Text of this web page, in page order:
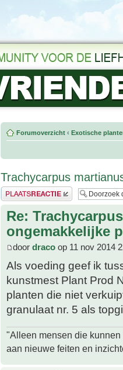
Forumoverzicht ‹ Exotische
Trachycarpus
Plaats een reactie
Re:
ongemakkelijke
door draco op 11 nov 2014
Als voeding geef ik
kunstmest Plant Prod
planten die niet
granulaat nr. 5 als
"Alleen mensen die
aan nieuwe feiten en